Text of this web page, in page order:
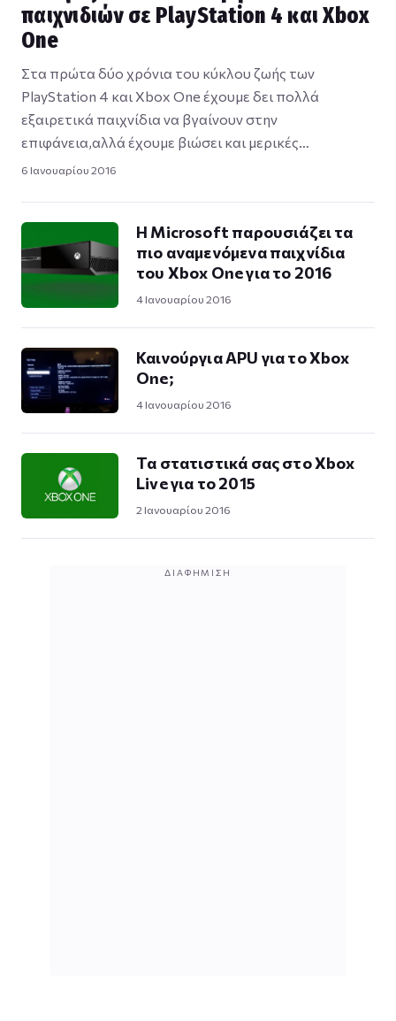
παιχνιδιών σε PlayStation 4 και Xbox
One
Στα πρώτα δύο χρόνια του κύκλου ζωής των
PlayStation 4 και Xbox One έχουμε δει πολλά
εξαιρετικά παιχνίδια να βγαίνουν στην
επιφάνεια,αλλά έχουμε βιώσει και μερικές…
6 Ιανουαρίου 2016
Η Microsoft παρουσιάζει τα
πιο αναμενόμενα παιχνίδια
του Xbox One για το 2016
4 Ιανουαρίου 2016
Καινούργια APU για το Xbox
One;
4 Ιανουαρίου 2016
Τα στατιστικά σας στο Xbox
Live για το 2015
2 Ιανουαρίου 2016
ΔΙΑΦΉΜΙΣΗ